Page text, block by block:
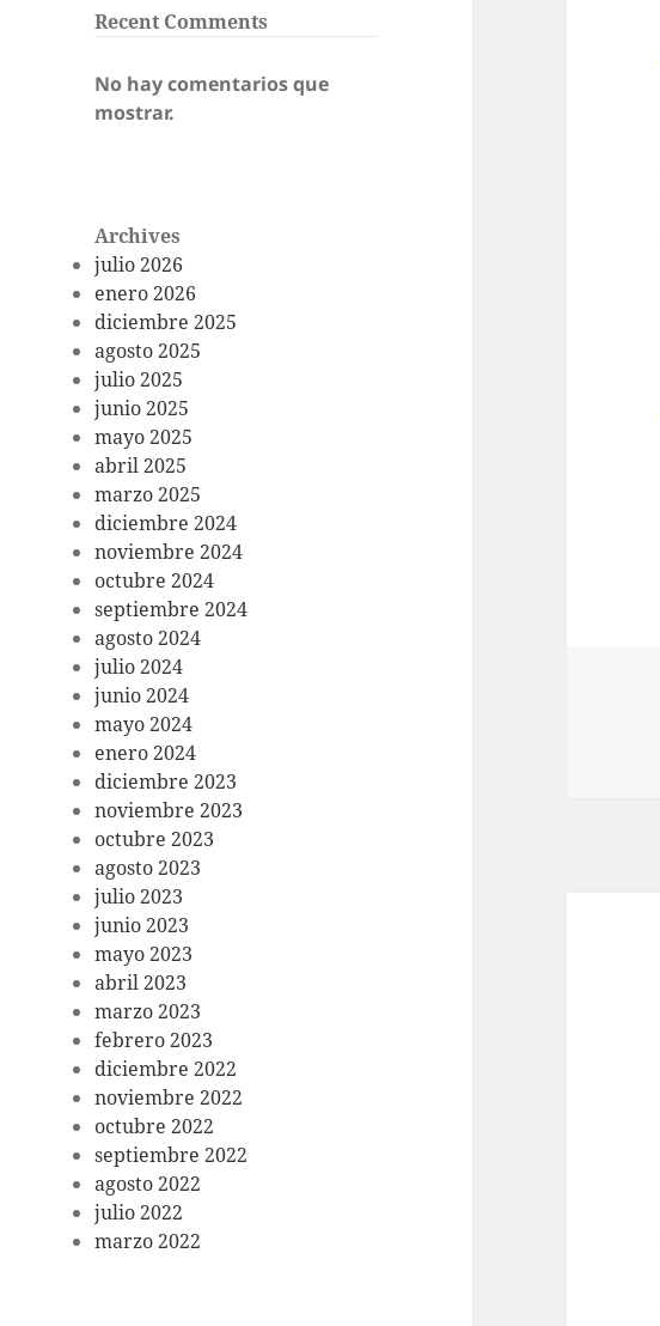
Recent Comments
No hay comentarios que
mostrar.
Archives
julio 2026
enero 2026
diciembre 2025
agosto 2025
julio 2025
junio 2025
mayo 2025
abril 2025
marzo 2025
diciembre 2024
noviembre 2024
octubre 2024
septiembre 2024
agosto 2024
julio 2024
junio 2024
mayo 2024
enero 2024
diciembre 2023
noviembre 2023
octubre 2023
agosto 2023
julio 2023
junio 2023
mayo 2023
abril 2023
marzo 2023
febrero 2023
diciembre 2022
noviembre 2022
octubre 2022
septiembre 2022
agosto 2022
julio 2022
marzo 2022